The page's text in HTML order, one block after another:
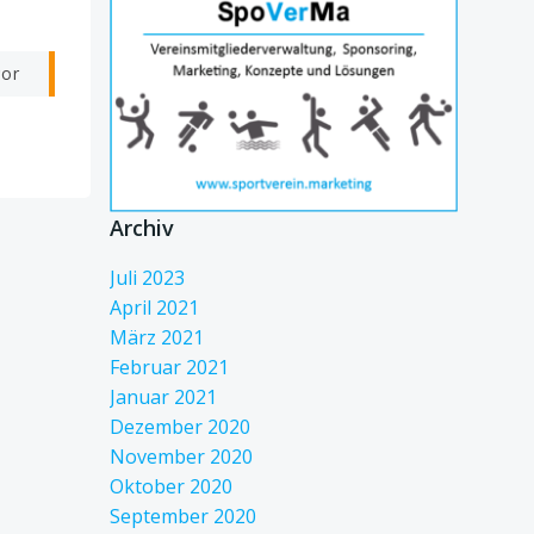
Archiv
Juli 2023
April 2021
März 2021
Februar 2021
Januar 2021
Dezember 2020
November 2020
Oktober 2020
September 2020